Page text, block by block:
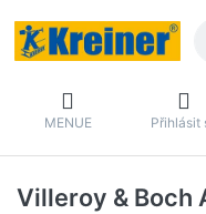
MENUE Přihlásit
Villeroy & Boch